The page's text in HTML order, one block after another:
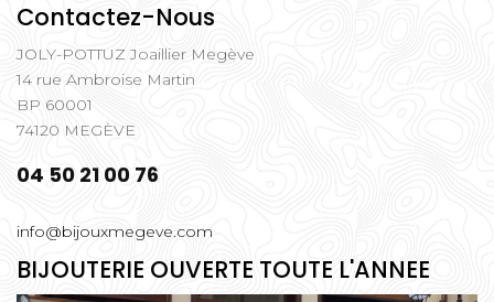
Contactez-Nous
JOLY-POTTUZ Joaillier Megève
14 rue Ambroise Martin
BP 60001
74120 MEGÈVE
04 50 21 00 76
info@bijouxmegeve.com
BIJOUTERIE OUVERTE TOUTE L'ANNEE